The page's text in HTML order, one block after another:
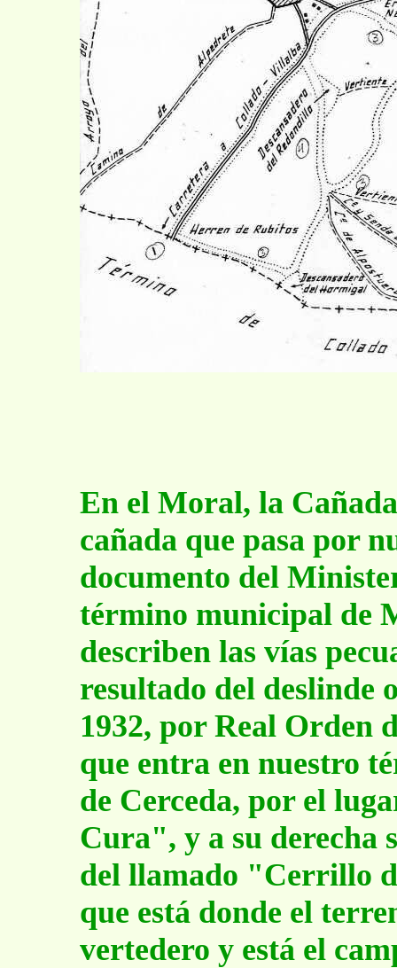
En el Moral, la
cañada que pasa por
documento del
término municipal de
describen las vías
resultado del deslinde
1932, por Real Orden
que entra en nuestro
de Cerceda, por el
Cura", y a su derecha
del llamado "Cerrillo
que está donde el
vertedero y está el